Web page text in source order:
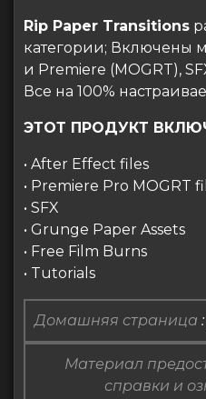
Rip Paper Transitions
категории; Включены
и Premiere (MOGRT),
Все на 100%
ЭТОТ ПРОДУКТ
• After Effect files
• Premiere Pro MOGRT
• SFX
• Grunge Paper Assets
• Free Film Burns
• Tutorials
Домашняя страница :
Материал
справки и